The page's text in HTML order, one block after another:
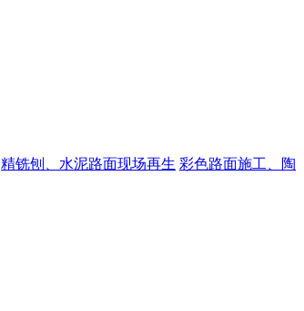
精铣刨、水泥路面现场再生 彩色路面施工、陶